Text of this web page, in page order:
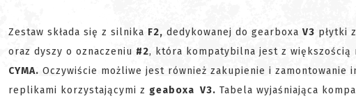
Zestaw składa się z silnika F2, dedykowanej do gearboxa V3 płytki
oraz dyszy o oznaczeniu #2, która kompatybilna jest z większością
CYMA. Oczywiście możliwe jest również zakupienie i zamontowanie
replikami korzystającymi z geaboxa V3. Tabela wyjaśniająca